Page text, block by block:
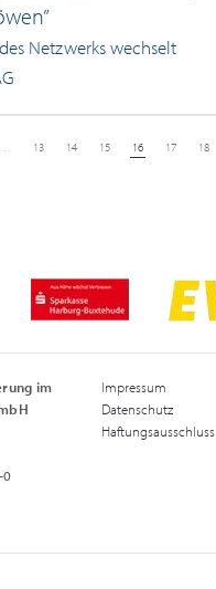
Netzwerks wechselt
13 14 15 16 17 18
im
0
Impressum
Datenschutz
Haftungsausschluss